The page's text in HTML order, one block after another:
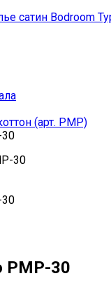
(арт. PMP)
PMP-30